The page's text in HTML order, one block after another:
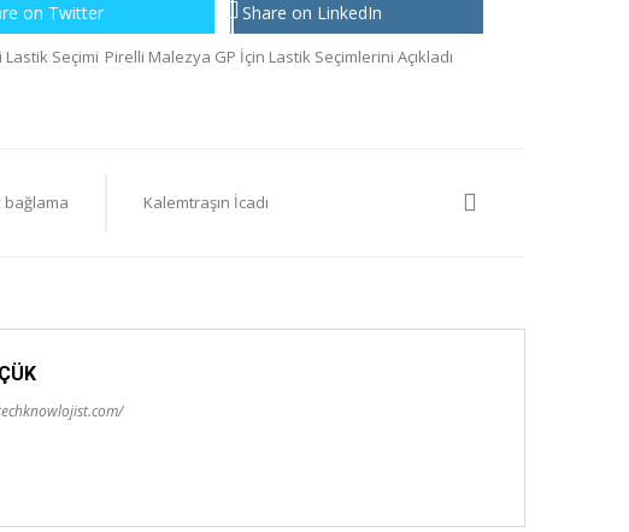
on Twitter Share on LinkedIn
Lastik Seçimi Pirelli Malezya GP İçin Lastik Seçimlerini Açıkladı
bağlama Kalemtraşın İcadı